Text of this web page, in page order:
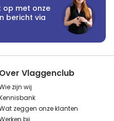
op met onze
bericht via
Over Vlaggenclub
zijn wij
zeggen onze klanten
bij